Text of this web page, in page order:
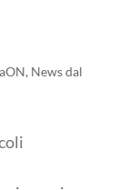
, News dal